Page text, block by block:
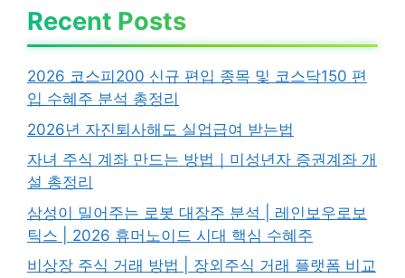
Recent Posts
2026 코스피200 신규 편입 종목 및 코스닥150 편
입 수혜주 분석 총정리
2026년 자진퇴사해도 실업급여 받는법
자녀 주식 계좌 만드는 방법｜미성년자 증권계좌 개
설 총정리
삼성이 밀어주는 로봇 대장주 분석 | 레인보우로보
틱스 | 2026 휴머노이드 시대 핵심 수혜주
비상장 주식 거래 방법 | 장외주식 거래 플랫폼 비교